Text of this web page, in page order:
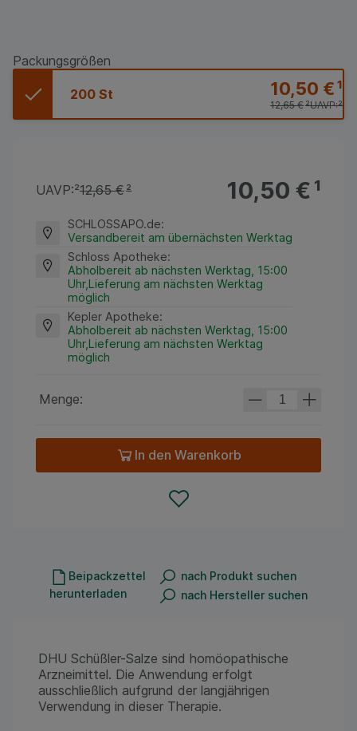
Packungsgrößen
200 St 10,50 €¹
UAVP:²
12,65 €²
10,50 €¹
UAVP:²12,65 €²
SCHLOSSAPO.de:
Versandbereit am übernächsten Werktag
Schloss Apotheke:
Abholbereit ab nächsten Werktag, 15:00
Uhr,Lieferung am nächsten Werktag
möglich
Kepler Apotheke:
Abholbereit ab nächsten Werktag, 15:00
Uhr,Lieferung am nächsten Werktag
möglich
Menge:
In den Warenkorb
Beipackzettel
herunterladen
nach Produkt suchen
nach Hersteller suchen
DHU Schüßler-Salze sind homöopathische
Arzneimittel. Die Anwendung erfolgt
ausschließlich aufgrund der langjährigen
Verwendung in dieser Therapie.